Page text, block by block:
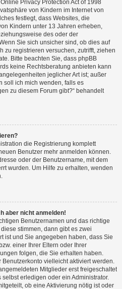
Privacy Protection Act of 1998
von Kindern im Internet von
festlegt, dass Websites, die
Kindern unter 13 Jahren erheben,
des oder der
Sie sich unsicher sind, ob dies auf
zu registrieren versuchen, zutrifft, ziehen
Bitte beachten Sie, dass phpBB
keine Rechtsberatung anbieten kann
jeglicher Art ist; außer
soll ich mich wenden, falls es
zu diesem Forum gibt?“ behandelt
die Registrierung komplett
Benutzer mehr anmelden können.
oder der Benutzername, mit dem
wurden. Um Hilfe zu erhalten, wenden
aber nicht anmelden!
Benutzernamen und das richtige
stimmen, dann gibt es zwei
ist und Sie angegeben haben, dass Sie
einer Ihrer Eltern oder Ihrer
folgen, die Sie erhalten haben.
vielleicht aktiviert werden.
Mitglieder erst freigeschaltet
erledigen oder ein Administrator.
ob eine Aktivierung nötig ist oder